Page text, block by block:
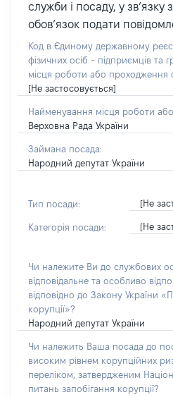
служби і посаду, у зв’язку
обов’язок подати
Код в Єдиному державному
фізичних осіб - підприємців та
місця роботи або проходження
[Не застосовується]
Найменування місця роботи
Верховна Рада України
Займана посада:
Народний депутат України
Тип посади: [Не
Категорія посади: [Не
Чи належите Ви до службових
відповідальне та особливо
відповідно до Закону України
корупції»?
Народний депутат України
Чи належить Ваша посада до
високим рівнем корупційних
переліком, затвердженим
питань запобігання корупції?